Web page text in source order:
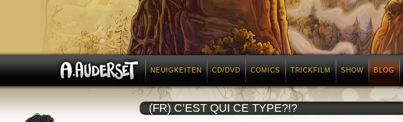
NEUIGKEITEN CD/DVD COMICS TRICKFILM SHOW BLOG
(FR) C’EST QUI CE TYPE?!?